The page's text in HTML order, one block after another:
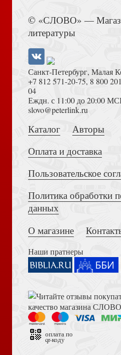
Открытка «С Рождеством
10*15 (фактура —
Блокнот А6 Учителя и
Открытка «Пусть счастье
Открытка «Фиолет», С днем
66
Толкование на Апокалипсис
Достоевский Ф.М. Сила и
© «СЛОВО» —
литературы
Санкт-Петербург, Малая
+7 812 571-20-75, 8 800
04
Еждн. с 11:00 до 20:00
slovo@peterlink.ru
Каталог
Авторы
Оплата и доставка
Пользовательское
Политика обработки
данных
О магазине
Наши пратнеры
оплата по
qr-коду